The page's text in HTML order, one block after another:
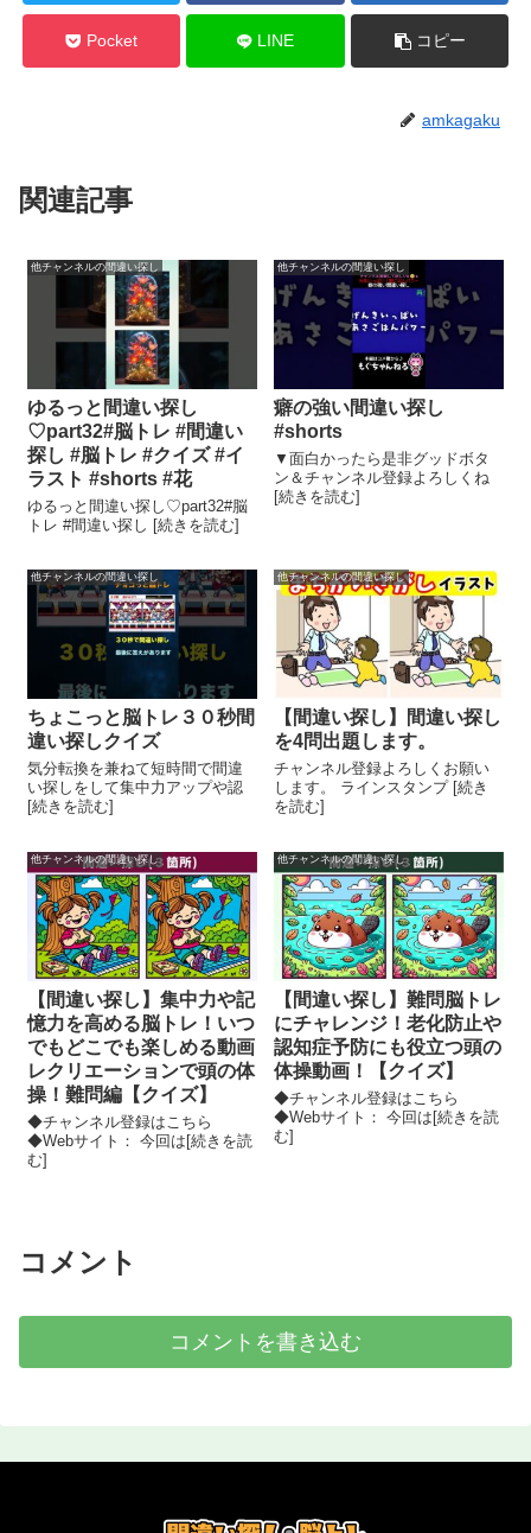
Pocket LINE コピー
amkagaku
関連記事
他チャンネルの間違い探し
ゆるっと間違い探し
♡part32#脳トレ #間違い
探し #脳トレ #クイズ #イ
ラスト #shorts #花
ゆるっと間違い探し♡part32#脳
トレ #間違い探し [続きを読む]
他チャンネルの間違い探し
癖の強い間違い探し
#shorts
▼面白かったら是非グッドボタ
ン＆チャンネル登録よろしくね
[続きを読む]
他チャンネルの間違い探し
ちょこっと脳トレ３０秒間
違い探しクイズ
気分転換を兼ねて短時間で間違
い探しをして集中力アップや認
[続きを読む]
他チャンネルの間違い探し
【間違い探し】間違い探し
を4問出題します。
チャンネル登録よろしくお願い
します。 ラインスタンプ [続き
を読む]
他チャンネルの間違い探し
【間違い探し】集中力や記
憶力を高める脳トレ！いつ
でもどこでも楽しめる動画
レクリエーションで頭の体
操！難問編【クイズ】
◆チャンネル登録はこちら
◆Webサイト： 今回は[続きを読
む]
他チャンネルの間違い探し
【間違い探し】難問脳トレ
にチャレンジ！老化防止や
認知症予防にも役立つ頭の
体操動画！【クイズ】
◆チャンネル登録はこちら
◆Webサイト： 今回は[続きを読
む]
コメント
コメントを書き込む